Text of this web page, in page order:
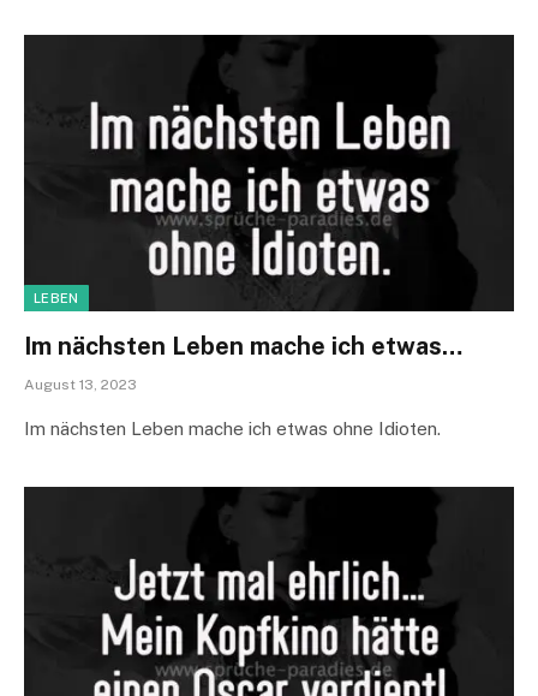
LEBEN
Im nächsten Leben mache ich etwas…
August 13, 2023
Im nächsten Leben mache ich etwas ohne Idioten.